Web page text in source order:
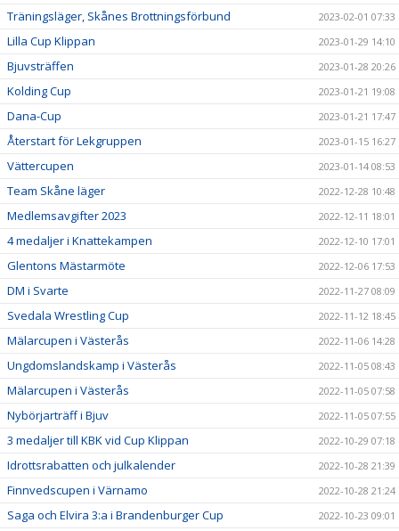
Träningsläger, Skånes Brottningsförbund 2023-02-01 07:33
Lilla Cup Klippan 2023-01-29 14:10
Bjuvsträffen 2023-01-28 20:26
Kolding Cup 2023-01-21 19:08
Dana-Cup 2023-01-21 17:47
Återstart för Lekgruppen 2023-01-15 16:27
Vättercupen 2023-01-14 08:53
Team Skåne läger 2022-12-28 10:48
Medlemsavgifter 2023 2022-12-11 18:01
4 medaljer i Knattekampen 2022-12-10 17:01
Glentons Mästarmöte 2022-12-06 17:53
DM i Svarte 2022-11-27 08:09
Svedala Wrestling Cup 2022-11-12 18:45
Mälarcupen i Västerås 2022-11-06 14:28
Ungdomslandskamp i Västerås 2022-11-05 08:43
Mälarcupen i Västerås 2022-11-05 07:58
Nybörjarträff i Bjuv 2022-11-05 07:55
3 medaljer till KBK vid Cup Klippan 2022-10-29 07:18
Idrottsrabatten och julkalender 2022-10-28 21:39
Finnvedscupen i Värnamo 2022-10-28 21:24
Saga och Elvira 3:a i Brandenburger Cup 2022-10-23 09:01